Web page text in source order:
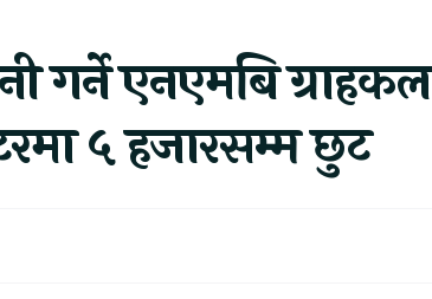
गर्ने एनएमबि
५ हजारसम्म छुट